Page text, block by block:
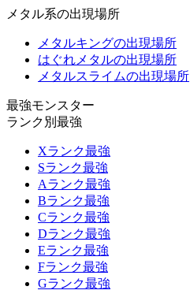
メタル系の出現場所
メタルキングの出現場所
はぐれメタルの出現場所
メタルスライムの出現場所
最強モンスター
ランク別最強
Xランク最強
Sランク最強
Aランク最強
Bランク最強
Cランク最強
Dランク最強
Eランク最強
Fランク最強
Gランク最強